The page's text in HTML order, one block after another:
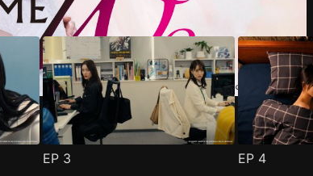
EP 3 EP 4